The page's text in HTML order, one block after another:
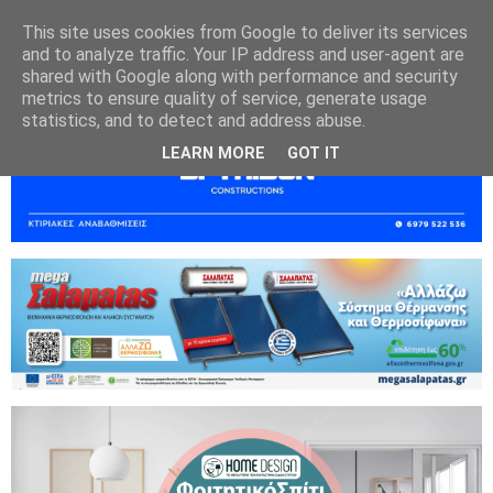
This site uses cookies from Google to deliver its services
and to analyze traffic. Your IP address and user-agent are
shared with Google along with performance and security
metrics to ensure quality of service, generate usage
statistics, and to detect and address abuse.
LEARN MORE GOT IT